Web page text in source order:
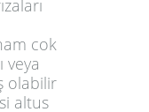
cok
veya
olabilir
altus